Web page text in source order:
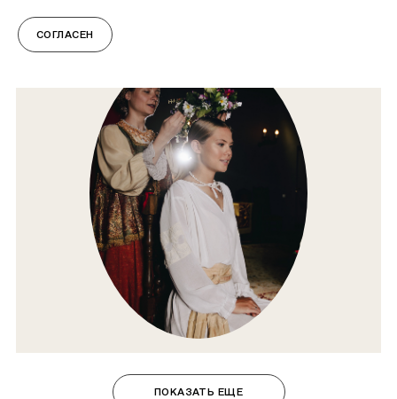
СОГЛАСЕН
Красно украшена земля русская
ПОКАЗАТЬ ЕЩЕ